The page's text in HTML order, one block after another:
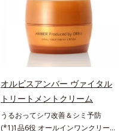
進めたところ、弾力感のない状態で
ある「ハリのなさ」や、くすみ(*6)
などが現れている状態である「透明
感のなさ」が、大人の肌印象に大き
な影響を与えていることがわかりま
した。そこでオルビスユー ドット
シリーズは美容成分(*7)として
「G.D.F.アクティベーター(*8)」を
配合。そして、従来から配合してい
る美白(*1)有効成分「トラネキサム
酸」を配合しました。さらに、シリ
オルビスアンバー ヴァイタル
トリートメントクリーム
うるおってシワ改善＆シミ予防
(*1)1品6役 オールインワンクリー